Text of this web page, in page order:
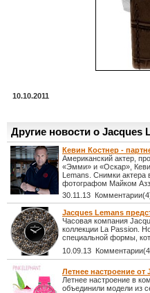
10.10.2011
Другие новости о Jacques
Кевин Костнер -
Американский актер,
«Эмми» и «Оскар»,
Lemans. Снимки
фотографом Майком
30.11.13
Jacques Lemans
Часовая компания
коллекции La Passion.
специальной формы,
10.09.13
Летнее настроение от
Летнее настроение в
объединили модели из